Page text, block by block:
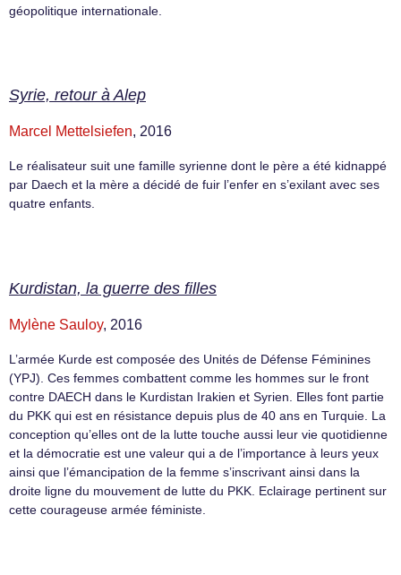
géopolitique internationale.
Syrie, retour à Alep
Marcel Mettelsiefen, 2016
Le réalisateur suit une famille syrienne dont le père a été kidnappé
par Daech et la mère a décidé de fuir l’enfer en s’exilant avec ses
quatre enfants.
Kurdistan, la guerre des filles
Mylène Sauloy, 2016
L’armée Kurde est composée des Unités de Défense Féminines
(YPJ). Ces femmes combattent comme les hommes sur le front
contre DAECH dans le Kurdistan Irakien et Syrien. Elles font partie
du PKK qui est en résistance depuis plus de 40 ans en Turquie. La
conception qu’elles ont de la lutte touche aussi leur vie quotidienne
et la démocratie est une valeur qui a de l’importance à leurs yeux
ainsi que l’émancipation de la femme s’inscrivant ainsi dans la
droite ligne du mouvement de lutte du PKK. Eclairage pertinent sur
cette courageuse armée féministe.